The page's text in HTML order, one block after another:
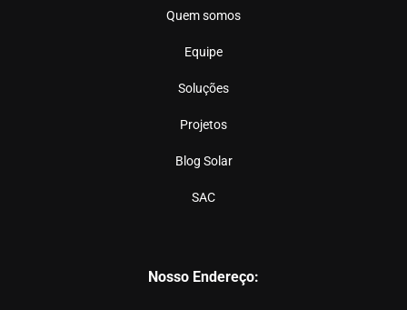
Quem somos
Equipe
Soluções
Projetos
Blog Solar
SAC
Nosso Endereço: